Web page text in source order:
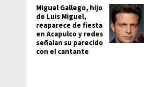
Miguel Gallego, hijo
de Luis Miguel,
reaparece de fiesta
en Acapulco y redes
señalan su parecido
con el cantante